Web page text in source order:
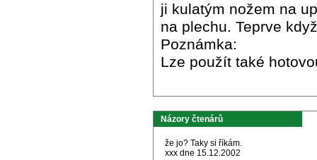
ji kulatým nožem na
na plechu. Teprve
Poznámka:
Lze použít také
Názory čtenárů
že jo? Taky si říkám.
xxx dne 15.12.2002